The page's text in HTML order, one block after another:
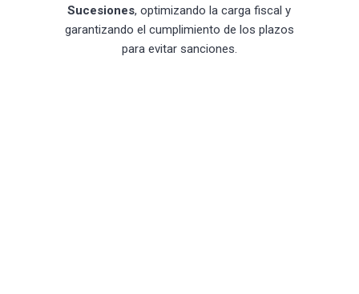
Sucesiones, optimizando la carga fiscal y
garantizando el cumplimiento de los plazos
para evitar sanciones.